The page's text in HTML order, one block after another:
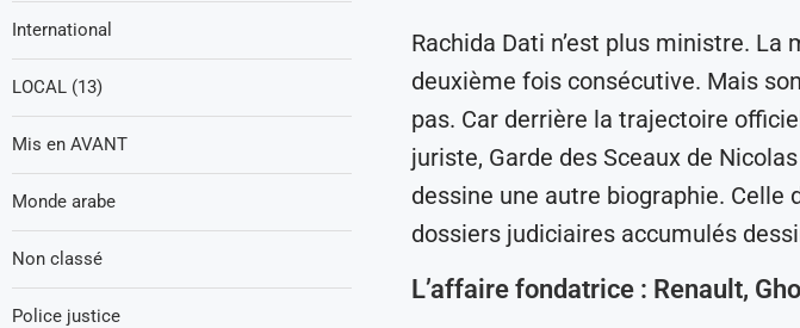
Rachida Dati n’est plus ministre.
deuxième fois consécutive. Mais
pas. Car derrière la trajectoire
juriste, Garde des Sceaux de
dessine une autre biographie. Celle
dossiers judiciaires accumulés
L’affaire fondatrice : Renault,
International
LOCAL (13)
Mis en AVANT
Monde arabe
Non classé
Police justice